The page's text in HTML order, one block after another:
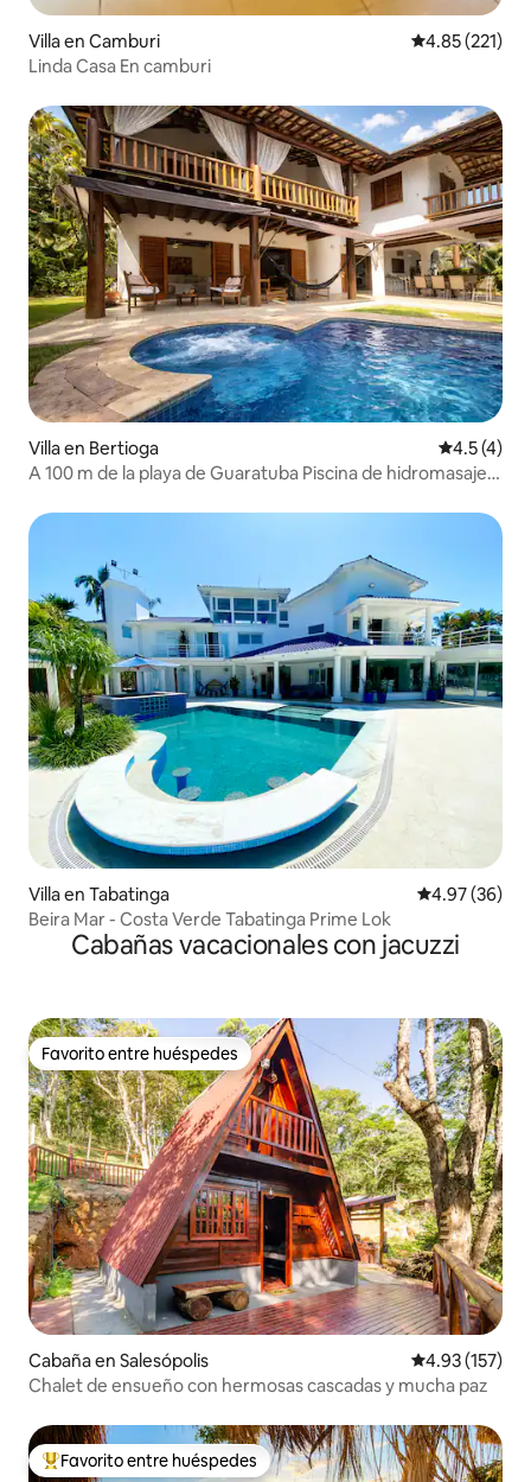
Villa en Camburi Calificación
4.85 (221)
Linda Casa En camburi
Villa en Bertioga
4.5 (4)
A 100 m de la playa de Guaratuba Piscina de hidromasaje
Villa en Tabatinga Calificación
4.97 (36)
Beira Mar - Costa Verde Tabatinga Prime Lok
Cabañas vacacionales con jacuzzi
Favorito entre huéspedes
Favorito entre huéspedes
Cabaña en Salesópolis Calificación
4.93 (157)
Chalet de ensueño con hermosas cascadas y mucha paz
Favorito entre huéspedes preferido
Favorito entre huéspedes